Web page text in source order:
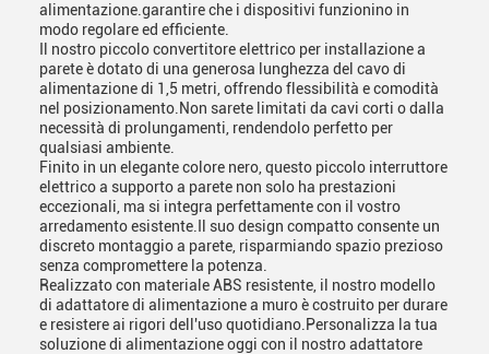
alimentazione.garantire che i dispositivi funzionino in
modo regolare ed efficiente.
Il nostro piccolo convertitore elettrico per installazione a
parete è dotato di una generosa lunghezza del cavo di
alimentazione di 1,5 metri, offrendo flessibilità e comodità
nel posizionamento.Non sarete limitati da cavi corti o dalla
necessità di prolungamenti, rendendolo perfetto per
qualsiasi ambiente.
Finito in un elegante colore nero, questo piccolo interruttore
elettrico a supporto a parete non solo ha prestazioni
eccezionali, ma si integra perfettamente con il vostro
arredamento esistente.Il suo design compatto consente un
discreto montaggio a parete, risparmiando spazio prezioso
senza compromettere la potenza.
Realizzato con materiale ABS resistente, il nostro modello
di adattatore di alimentazione a muro è costruito per durare
e resistere ai rigori dell'uso quotidiano.Personalizza la tua
soluzione di alimentazione oggi con il nostro adattatore